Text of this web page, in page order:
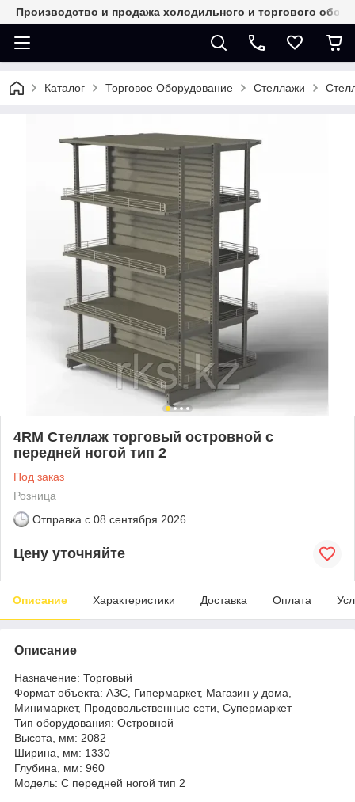
Производство и продажа холодильного и торгового
Каталог Торговое Оборудование Стеллажи
4RM Стеллаж торговый островной с
передней ногой тип 2
Под заказ
Розница
Отправка с 08 сентября 2026
Цену уточняйте
Описание Характеристики Доставка Оплата
Описание
Назначение: Торговый
Формат объекта: АЗС, Гипермаркет, Магазин у дома,
Минимаркет, Продовольственные сети, Супермаркет
Тип оборудования: Островной
Высота, мм: 2082
Ширина, мм: 1330
Глубина, мм: 960
Модель: С передней ногой тип 2